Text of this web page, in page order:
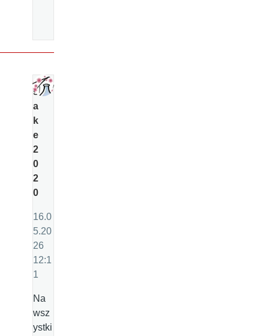
s
a
k
e
2
0
2
0
16.0
5.20
26
12:1
1
Na
wsz
ystki